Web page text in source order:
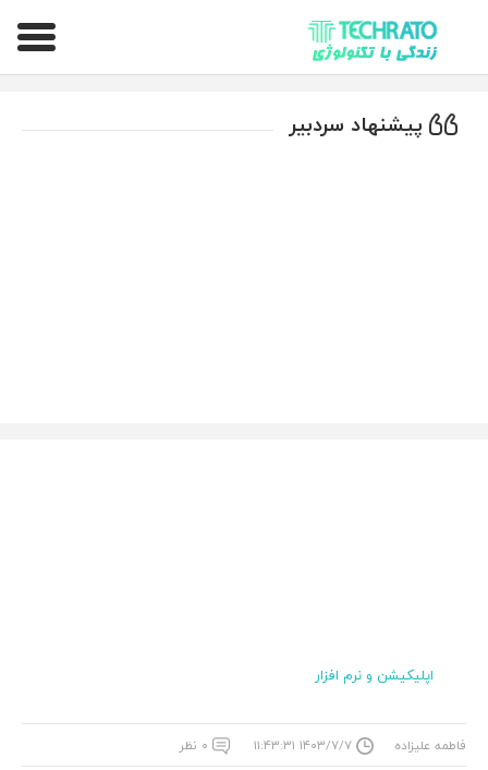
تکراتو – زندگی با تکنولوژی
پیشنهاد سردبیر
اپلیکیشن و نرم افزار
فاطمه علیزاده ۱۴۰۳/۷/۷ ۱۱:۴۳:۳۱ ۰ نظر